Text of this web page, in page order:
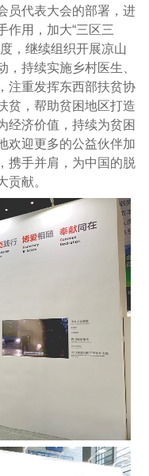
员代表大会的部署，进
作用，加大“三区三
，继续组织开展凉山
持续实施乡村医生、
注重发挥东西部扶贫协
贫，帮助贫困地区打造
经济价值，持续为贫困
欢迎更多的公益伙伴加
携手并肩，为中国的脱
贡献。